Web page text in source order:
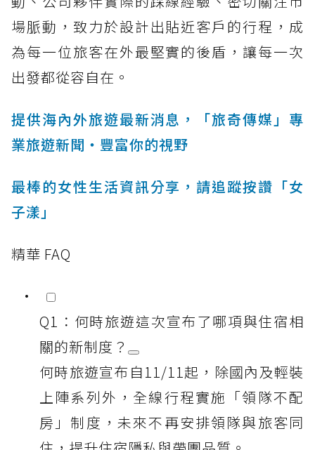
場脈動，致力於設計出貼近客戶的行程，成
為每一位旅客在外最堅實的後盾，讓每一次
出發都從容自在。
提供海內外旅遊最新消息，「旅奇傳媒」專
業旅遊新聞‧豐富你的視野
最棒的女性生活資訊分享，請追蹤按讚「女
子漾」
精華 FAQ
Q1：何時旅遊這次宣布了哪項與住宿相
關的新制度？
何時旅遊宣布自11/11起，除國內及輕裝
上陣系列外，全線行程實施「領隊不配
房」制度，未來不再安排領隊與旅客同